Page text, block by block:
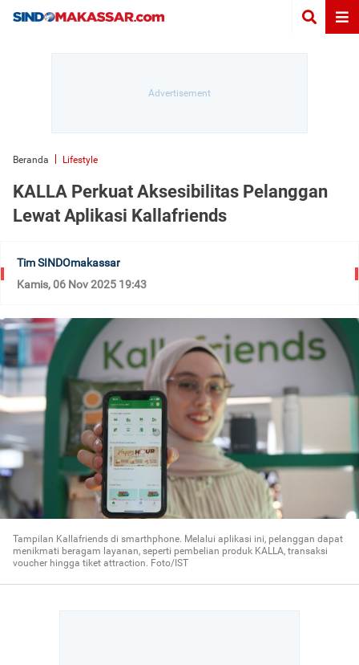
Beranda Lifestyle
KALLA Perkuat Aksesibilitas Pelanggan
Lewat Aplikasi Kallafriends
Tim SINDOmakassar
Kamis, 06 Nov 2025 19:43
Tampilan Kallafriends di smarthphone. Melalui aplikasi ini, pelanggan dapat
menikmati beragam layanan, seperti pembelian produk KALLA, transaksi
voucher hingga tiket attraction. Foto/IST